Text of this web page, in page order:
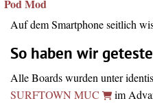
Pod Mod
Auf dem Smartphone seitlich
So haben wir
Alle Boards wurden unter
SURFTOWN MUC
im